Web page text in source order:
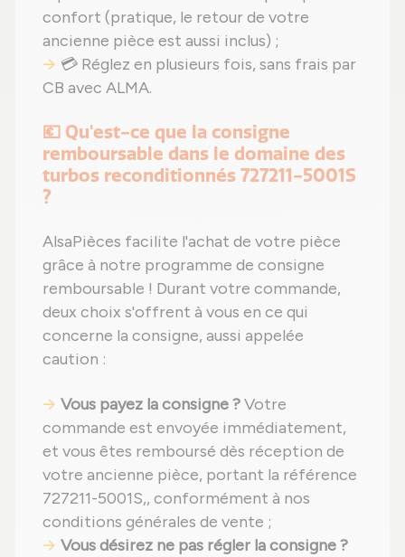
confort (pratique, le retour de votre
ancienne pièce est aussi inclus) ;
💳 Réglez en plusieurs fois, sans frais par
CB avec ALMA.
💶 Qu'est-ce que la consigne
remboursable dans le domaine des
turbos reconditionnés 727211-5001S
?
AlsaPièces facilite l'achat de votre pièce
grâce à notre programme de consigne
remboursable ! Durant votre commande,
deux choix s'offrent à vous en ce qui
concerne la consigne, aussi appelée
caution :
Vous payez la consigne ?Votre
commande est envoyée immédiatement,
et vous êtes remboursé dès réception de
votre ancienne pièce, portant la référence
727211-5001S,, conformément à nos
conditions générales de vente ;
Vous désirez ne pas régler la consigne ?